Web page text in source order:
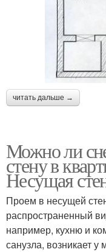
читать дальше →
Можно ли
стену в
Несущая
Проем в несущей
распространенный
например, кухню и
санузла, возникает у